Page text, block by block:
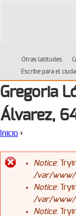
Otras latitudes
Escribe para el
Gregoria
Álvarez,
Se encuentra
Inicio ›
Notice:
/var/www/
Notice:
/var/www/
Notice: